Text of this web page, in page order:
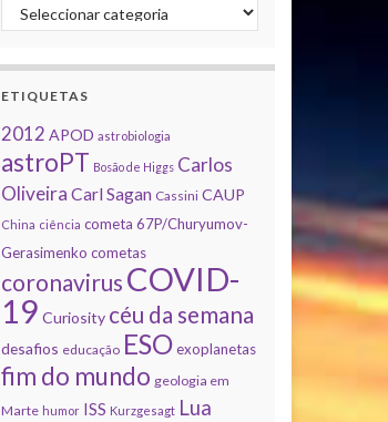
Categorias
ETIQUETAS
2012 APOD astrobiologia
astroPT Bosão de Higgs Carlos
Oliveira Carl Sagan Cassini CAUP
China ciência cometa 67P/Churyumov-
Gerasimenko cometas
coronavirus COVID-
19 Curiosity céu da semana
desafios educação ESO exoplanetas
fim do mundo geologia em
Marte humor ISS Kurzgesagt Lua